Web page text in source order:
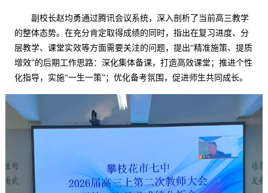
副校长赵均勇通过腾讯会议系统，深入剖析了当前高三教学
的整体态势。在充分肯定取得成绩的同时，指出在复习进度、分
层教学、课堂实效等方面需要关注的问题， 提出“精准施策、提质
增效”的后期工作思路：深化集体备课，打造高效课堂；推进个性
化指导，实施“一生一策”；优化备考氛围，促进师生共同成长。